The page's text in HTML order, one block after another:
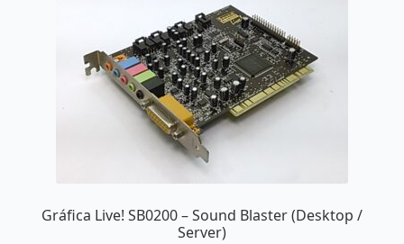
Gráfica Live! SB0200 – Sound Blaster (Desktop /
Server)